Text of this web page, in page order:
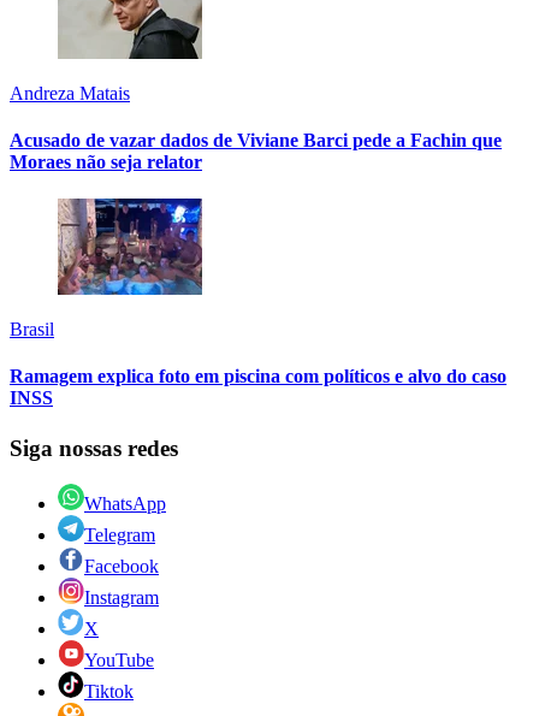
Andreza Matais
Acusado de vazar dados de Viviane Barci pede a Fachin que
Moraes não seja relator
Brasil
Ramagem explica foto em piscina com políticos e alvo do caso
INSS
Siga nossas redes
WhatsApp
Telegram
Facebook
Instagram
X
YouTube
Tiktok